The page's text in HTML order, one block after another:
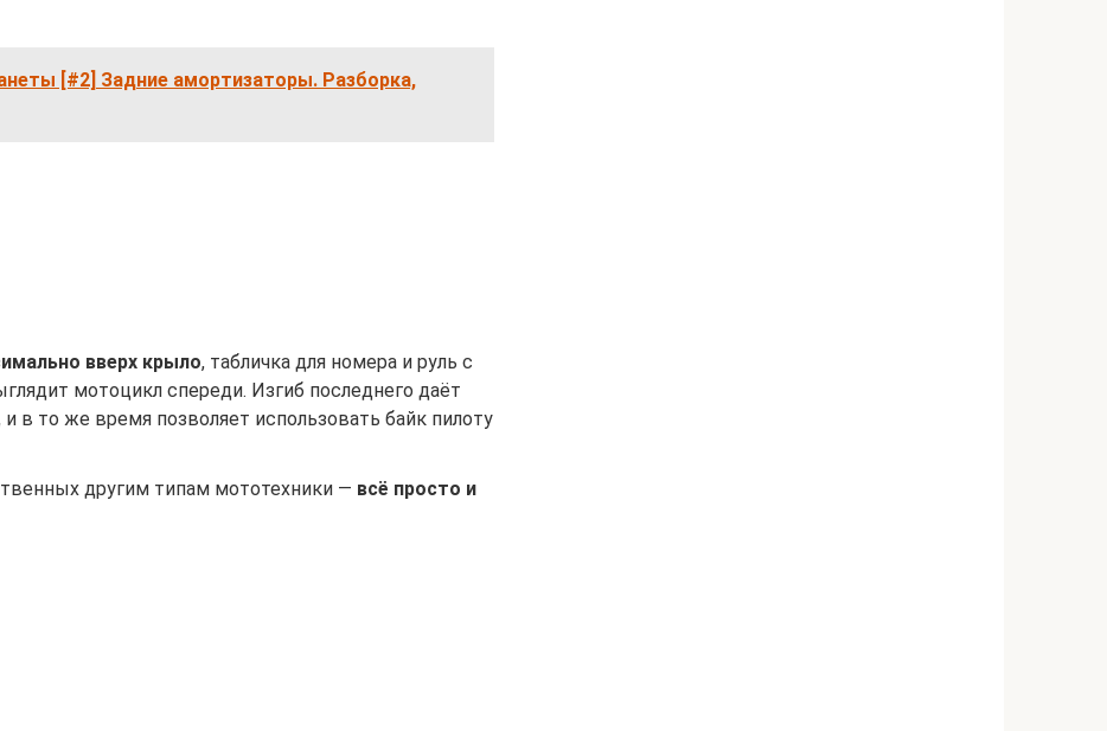
[#2] Задние амортизаторы. Разборка,
вверх крыло, табличка для номера и руль с
мотоцикл спереди. Изгиб последнего даёт
в то же время позволяет использовать байк пилоту
другим типам мототехники — всё просто и